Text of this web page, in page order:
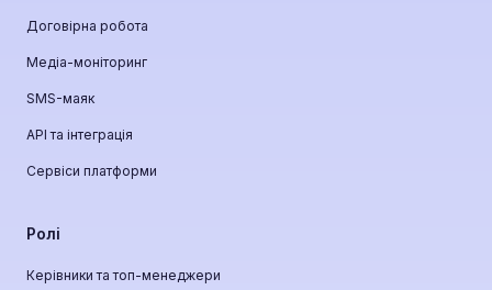
Договірна робота
Медіа-моніторинг
SMS-маяк
API та інтеграція
Сервіси платформи
Ролі
Керівники та топ-менеджери